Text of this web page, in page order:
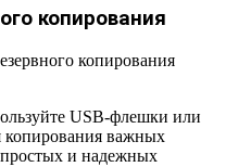
копирования
копирования
USB-флешки или
копирования важных
и надежных